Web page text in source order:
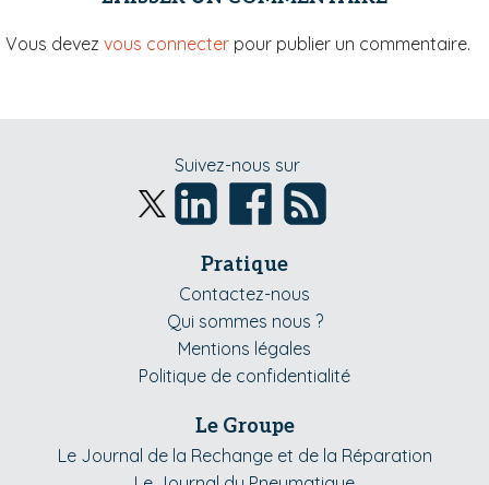
Vous devez vous connecter pour publier un commentaire.
Suivez-nous sur
Pratique
Contactez-nous
Qui sommes nous ?
Mentions légales
Politique de confidentialité
Le Groupe
Le Journal de la Rechange et de la Réparation